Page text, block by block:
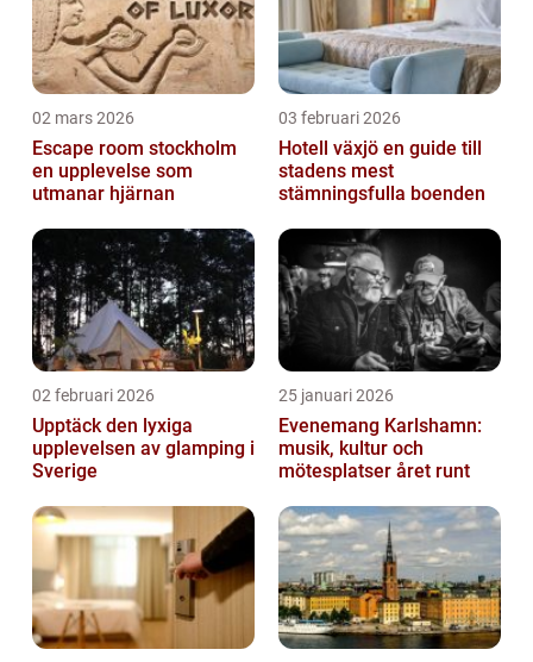
02 mars 2026
Escape room stockholm
en upplevelse som
utmanar hjärnan
03 februari 2026
Hotell växjö en guide till
stadens mest
stämningsfulla boenden
02 februari 2026
Upptäck den lyxiga
upplevelsen av glamping i
Sverige
25 januari 2026
Evenemang Karlshamn:
musik, kultur och
mötesplatser året runt